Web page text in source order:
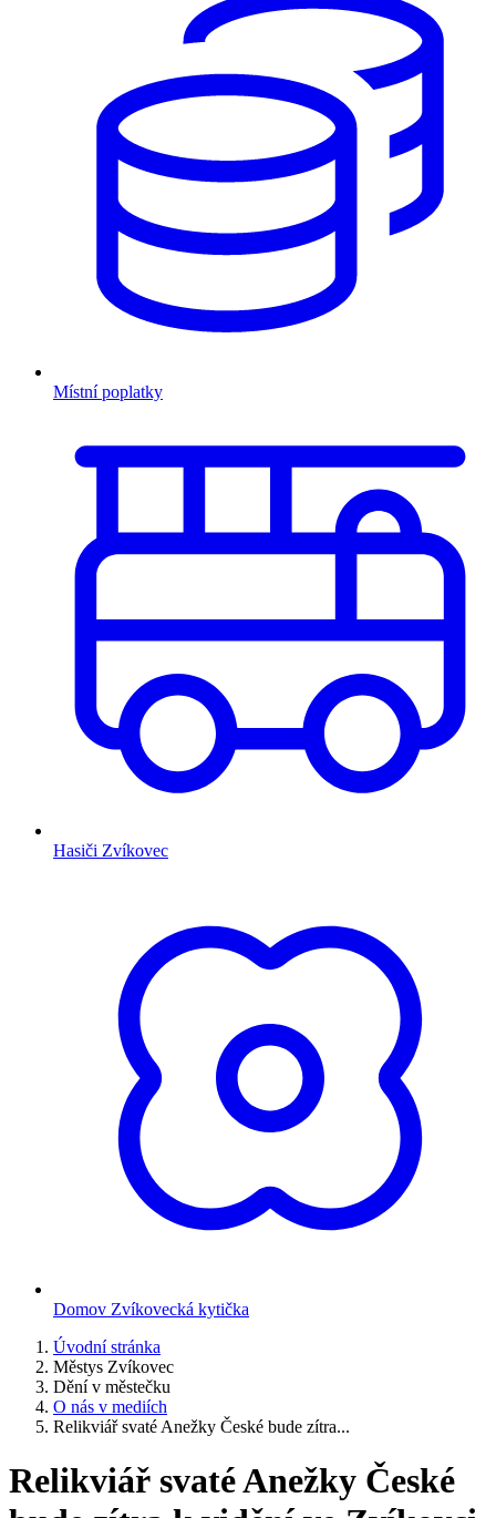
Místní poplatky
Hasiči Zvíkovec
Domov Zvíkovecká kytička
Úvodní stránka
Městys Zvíkovec
Dění v městečku
O nás v mediích
Relikviář svaté Anežky České bude zítra...
Relikviář svaté Anežky České